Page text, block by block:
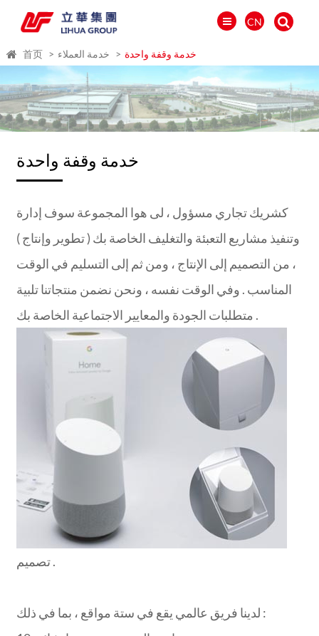
CN
العالمية
PYCCKИЙ
ITALIANO
ESPAÑOL
DEUTSCH
FRANÇAIS
글로벌
日本語
中文
首页 خدمة العملاء خدمة وقفة واحدة
خدمة وقفة واحدة
كشريك تجاري مسؤول ، لى هوا المجموعة سوف إدارة
وتنفيذ مشاريع التعبئة والتغليف الخاصة بك ( تطوير وإنتاج )
، من التصميم إلى الإنتاج ، ومن ثم إلى التسليم في الوقت
المناسب . وفي الوقت نفسه ، ونحن نضمن منتجاتنا تلبية
متطلبات الجودة والمعايير الاجتماعية الخاصة بك .
تصميم .
لدينا فريق عالمي يقع في ستة مواقع ، بما في ذلك :